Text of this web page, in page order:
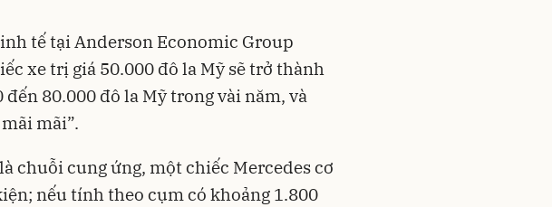
tế tại Anderson Economic Group
xe trị giá 50.000 đô la Mỹ sẽ trở thành
80.000 đô la Mỹ trong vài năm, và
mãi”.
chuỗi cung ứng, một chiếc Mercedes cơ
nếu tính theo cụm có khoảng 1.800